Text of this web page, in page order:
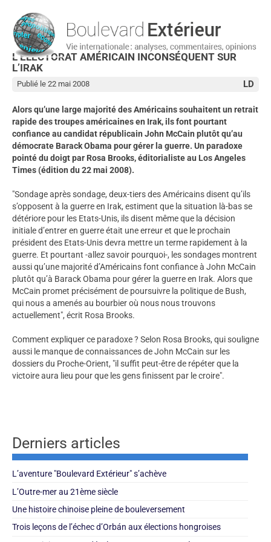
L’ÉLECTORAT AMÉRICAIN INCONSÉQUENT SUR
L’IRAK
LD
Publié le 22 mai 2008
Alors qu’une large majorité des Américains souhaitent un retrait
rapide des troupes américaines en Irak, ils font pourtant
confiance au candidat républicain John McCain plutôt qu’au
démocrate Barack Obama pour gérer la guerre. Un paradoxe
pointé du doigt par Rosa Brooks, éditorialiste au Los Angeles
Times (édition du 22 mai 2008).
"Sondage après sondage, deux-tiers des Américains disent qu’ils
s’opposent à la guerre en Irak, estiment que la situation là-bas se
détériore pour les Etats-Unis, ils disent même que la décision
initiale d’entrer en guerre était une erreur et que le prochain
président des Etats-Unis devra mettre un terme rapidement à la
guerre. Et pourtant -allez savoir pourquoi-, les sondages montrent
aussi qu’une majorité d’Américains font confiance à John McCain
plutôt qu’à Barack Obama pour gérer la guerre en Irak. Alors que
McCain promet précisément de poursuivre la politique de Bush,
qui nous a amenés au bourbier où nous nous trouvons
actuellement", écrit Rosa Brooks.
Comment expliquer ce paradoxe ? Selon Rosa Brooks, qui souligne
aussi le manque de connaissances de John McCain sur les
dossiers du Proche-Orient, "il suffit peut-être de répéter que la
victoire aura lieu pour que les gens finissent par le croire".
Derniers articles
L’aventure "Boulevard Extérieur" s’achève
L’Outre-mer au 21ème siècle
Une histoire chinoise pleine de bouleversement
Trois leçons de l’échec d’Orbán aux élections hongroises